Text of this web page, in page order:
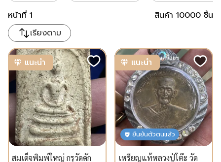
แนะนำ
สมเด็จพิมพ์ใหญ่ กรุวัดดัก
ยืนยันตัวตนแล้ว
แนะนำ
เหรียญแท้หลวงปู่โต๊ะ วัด
หน้าที่ 1 สินค้า 10000 ชิ้น
เรียงตาม